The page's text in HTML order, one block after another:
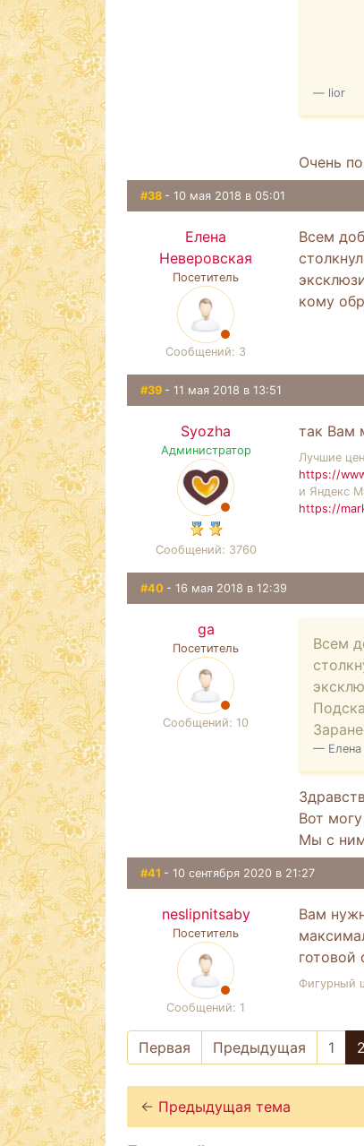
lior
Очень
#38 - 10 мая 2018 в 05:01
Елена
Неверовская
Посетитель
Сообщений: 3
Всем
кому
#39 - 11 мая 2018 в 13:51
Syozha
Администратор
Сообщений: 3760
так Вам
Лучшие
https://
и Яндекс
https://
#40 - 16 мая 2018 в 12:39
ga
Посетитель
Сообщений: 10
Всем
Елена
Вот
Мы с
#41 - 10 сентября 2020 в 21:27
neslipnitsaby
Посетитель
Сообщений: 1
Вам
Фигурный
Первая Предыдущая 1 2
← Предыдущая тема